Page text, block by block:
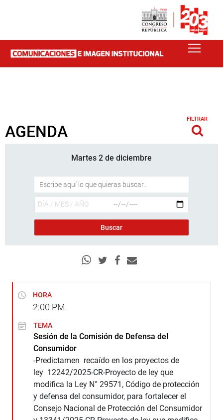
AGENDA
FILTRAR
Martes 2 de diciembre
HORA
2:00 PM
TEMA
Sesión de la Comisión de Defensa del
Consumidor
-Predictamen recaído en los proyectos de
ley 12242/2025-CR-Proyecto de ley que
modifica la Ley N° 29571, Código de protección
y defensa del consumidor, para fortalecer el
Consejo Nacional de Protección del Consumidor